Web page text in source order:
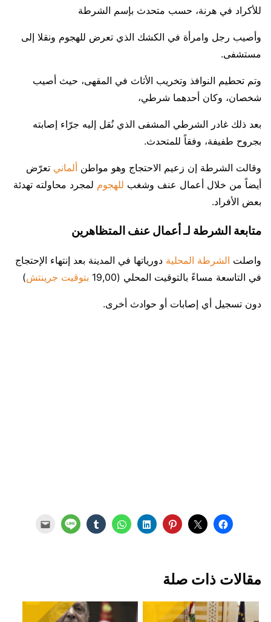
للأكراد في هرنة، حسب متحدث بإسم الشرطة
وأصيب رجل وامرأة في الكشك الذي تعرض للهجوم ونقلا إلى
مستشفى.
وتم تحطيم النوافذ وتخريب الأثاث في المقهى، حيث أصيب
شخصان، وكان أحدهما شرطي،
بعد ذلك غادر الشرطي المشفى الذي نُقل إليه جرّاء إصابته
بجروح طفيفة، وفقاً للمتحدث.
وقالت الشرطة إن زعيم الاحتجاج وهو مواطن ألماني تعرّض
أيضاً من خلال أعمال عنف وشغب للهجوم لمجرد محاولته تهدئة
بعض الأفراد.
متابعة الشرطة لـ أعمال عنف المتظاهرين
واصلت الشرطة المحلية دورياتها في المدينة بعد إنتهاء الإحتجاج
في التاسعة مساءً بالتوقيت المحلي (19,00
بتوقيت جرينتش)
دون تسجيل أي إصابات أو حوادث أخرى.
مقالات ذات صلة